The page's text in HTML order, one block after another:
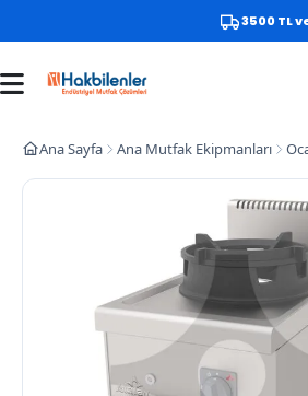
3500 TL
Ana Sayfa Ana Mutfak Ekipmanları